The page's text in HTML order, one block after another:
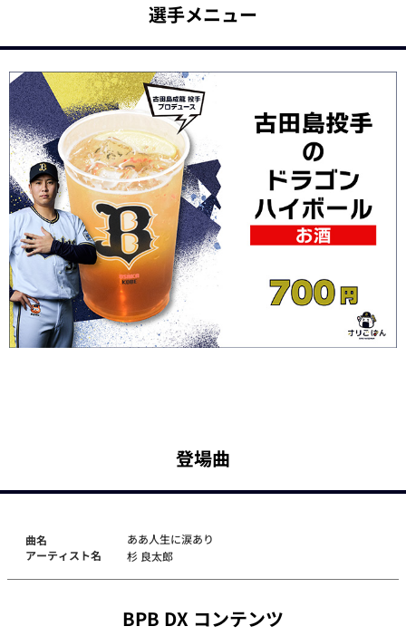
選手メニュー
登場曲
曲名
アーティスト名
ああ人生に涙あり
杉 良太郎
BPB DX コンテンツ